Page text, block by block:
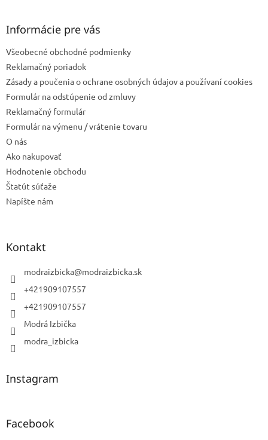
Informácie pre vás
Všeobecné obchodné podmienky
Reklamačný poriadok
Zásady a poučenia o ochrane osobných údajov a používaní cookies
Formulár na odstúpenie od zmluvy
Reklamačný formulár
Formulár na výmenu / vrátenie tovaru
O nás
Ako nakupovať
Hodnotenie obchodu
Štatút súťaže
Napíšte nám
Kontakt
modraizbicka@modraizbicka.sk
+421909107557
+421909107557
Modrá Izbička
modra_izbicka
Instagram
Facebook